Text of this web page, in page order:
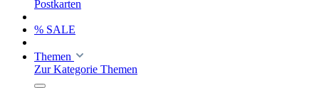
Postkarten
% SALE
Themen
Zur Kategorie Themen